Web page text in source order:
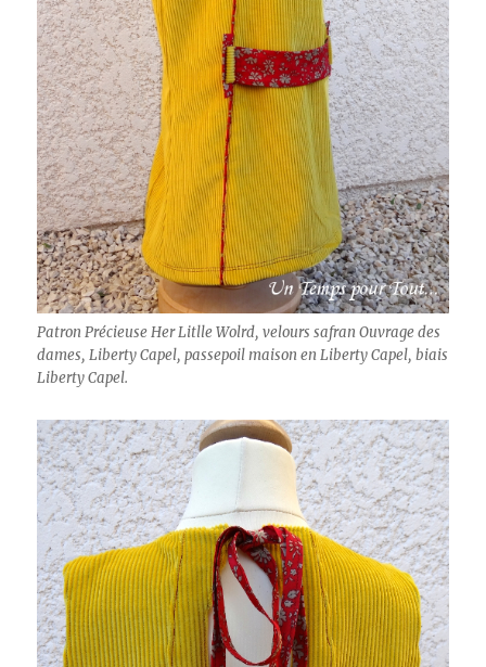
Patron Précieuse Her Litlle Wolrd, velours safran Ouvrage des
dames, Liberty Capel, passepoil maison en Liberty Capel, biais
Liberty Capel.